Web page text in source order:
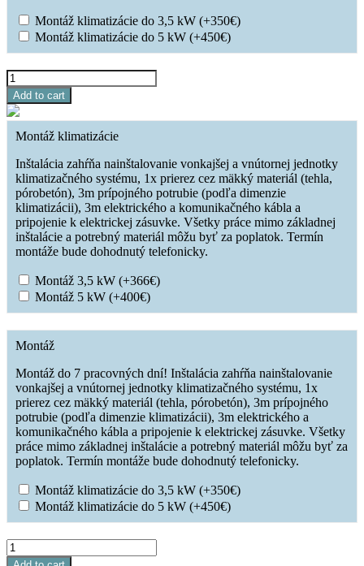
Montáž klimatizácie do 3,5 kW (+350€)
Montáž klimatizácie do 5 kW (+450€)
SINCLAIR
MARVIN
SIH-
09BIMN/SOH-
09BIM
quantity
Add to cart
Montáž klimatizácie
Inštalácia zahŕňa nainštalovanie vonkajšej a vnútornej jednotky
klimatizačného systému, 1x prierez cez mäkký materiál (tehla,
pórobetón), 3m prípojného potrubie (podľa dimenzie
klimatizácii), 3m elektrického a komunikačného kábla a
pripojenie k elektrickej zásuvke. Všetky práce mimo základnej
inštalácie a potrebný materiál môžu byť za poplatok. Termín
montáže bude dohodnutý telefonicky.
Montáž 3,5 kW (+366€)
Montáž 5 kW (+400€)
Montáž
Montáž do 7 pracovných dní! Inštalácia zahŕňa nainštalovanie
vonkajšej a vnútornej jednotky klimatizačného systému, 1x
prierez cez mäkký materiál (tehla, pórobetón), 3m prípojného
potrubie (podľa dimenzie klimatizácii), 3m elektrického a
komunikačného kábla a pripojenie k elektrickej zásuvke. Všetky
práce mimo základnej inštalácie a potrebný materiál môžu byť za
poplatok. Termín montáže bude dohodnutý telefonicky.
Montáž klimatizácie do 3,5 kW (+350€)
Montáž klimatizácie do 5 kW (+450€)
SINCLAIR
MARVIN